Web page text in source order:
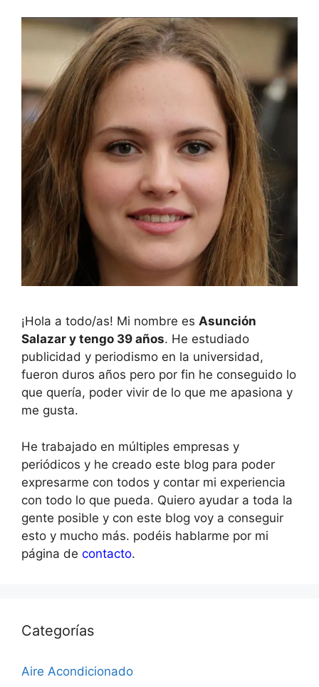
¡Hola a todo/as! Mi nombre es Asunción
Salazar y tengo 39 años. He estudiado
publicidad y periodismo en la universidad,
fueron duros años pero por fin he conseguido lo
que quería, poder vivir de lo que me apasiona y
me gusta.
He trabajado en múltiples empresas y
periódicos y he creado este blog para poder
expresarme con todos y contar mi experiencia
con todo lo que pueda. Quiero ayudar a toda la
gente posible y con este blog voy a conseguir
esto y mucho más. podéis hablarme por mi
página de contacto.
Categorías
Aire Acondicionado